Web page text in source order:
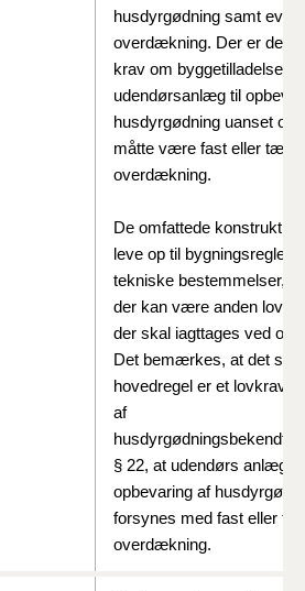
husdyrgødning samt
overdækning. Der er
krav om byggetilladelse for
udendørsanlæg til
husdyrgødning uanset om
måtte være fast eller tæt
overdækning.
De omfattede
leve op til
tekniske bestemmelser,
der kan være anden
der skal iagttages ved
Det bemærkes, at det som
hovedregel er et lovkrav i
af
§ 22, at udendørs anlæg til
opbevaring af
forsynes med fast eller tæt
overdækning.